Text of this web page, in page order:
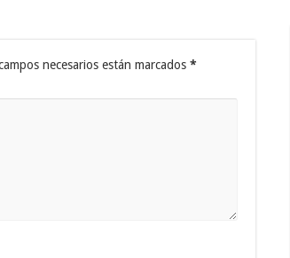
necesarios están marcados *